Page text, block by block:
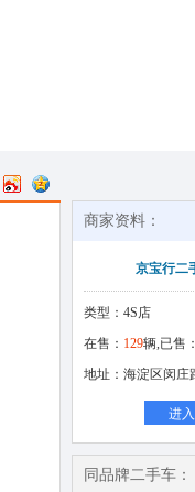
商家资料：
京宝行二
类型：4S店
在售： 129辆,已售：
地址：海淀区闵庄
进
同品牌二手车：